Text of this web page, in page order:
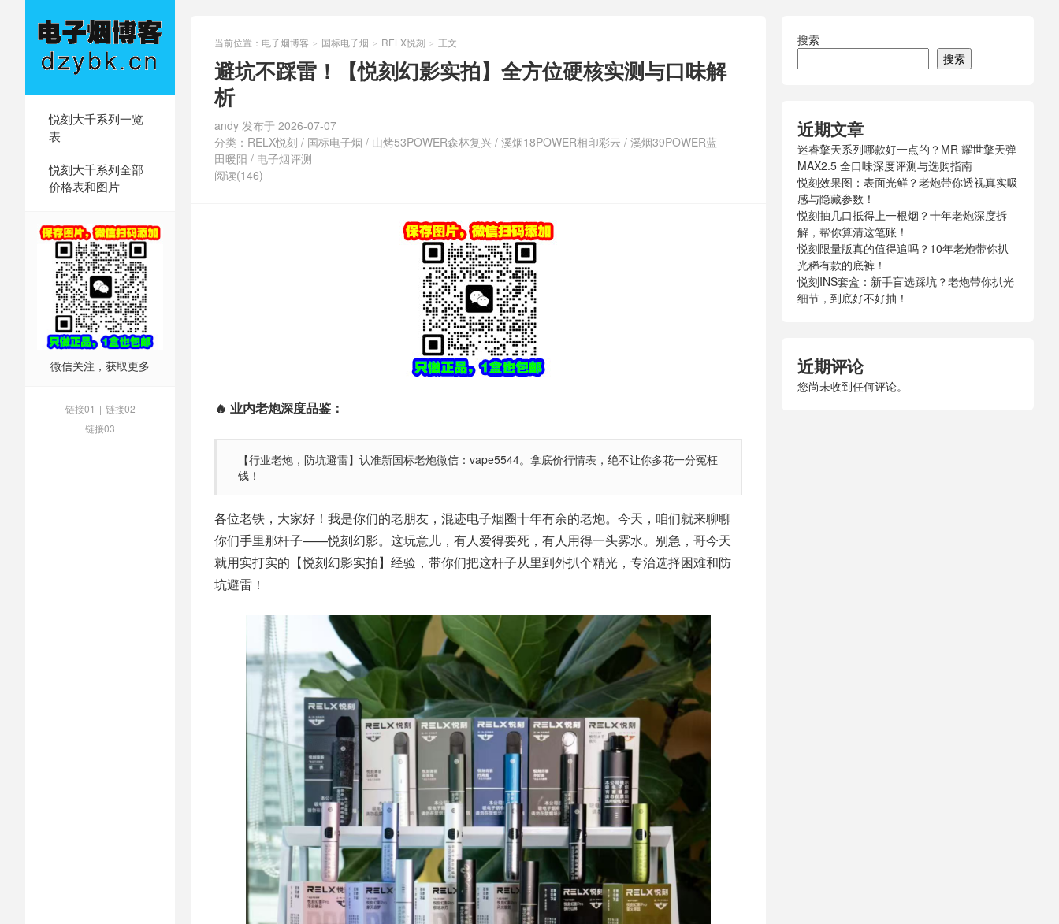
悦刻大千系列一览
表
悦刻大千系列全部
价格表和图片
微信关注，获取更多
链接01 | 链接02
链接03
当前位置： 电子烟博客 > 国标电子烟 > RELX悦刻 > 正文
避坑不踩雷！【悦刻幻影实拍】全方位硬核实测与口味解
析
andy 发布于 2026-07-07
分类： RELX悦刻 / 国标电子烟 / 山烤53POWER森林复兴 / 溪烟18POWER相印彩云 / 溪烟39POWER蓝
田暖阳 / 电子烟评测
阅读(146)
🔥 业内老炮深度品鉴：
【行业老炮，防坑避雷】认准新国标老炮微信：vape5544。拿底价行情表，绝不让你多花一分冤枉
钱！
各位老铁，大家好！我是你们的老朋友，混迹电子烟圈十年有余的老炮。今天，咱们就来聊聊
你们手里那杆子——悦刻幻影。这玩意儿，有人爱得要死，有人用得一头雾水。别急，哥今天
就用实打实的【悦刻幻影实拍】经验，带你们把这杆子从里到外扒个精光，专治选择困难和防
坑避雷！
搜索
搜索
近期文章
迷睿擎天系列哪款好一点的？MR 耀世擎天弹
MAX2.5 全口味深度评测与选购指南
悦刻效果图：表面光鲜？老炮带你透视真实吸
感与隐藏参数！
悦刻抽几口抵得上一根烟？十年老炮深度拆
解，帮你算清这笔账！
悦刻限量版真的值得追吗？10年老炮带你扒
光稀有款的底裤！
悦刻INS套盒：新手盲选踩坑？老炮带你扒光
细节，到底好不好抽！
近期评论
您尚未收到任何评论。